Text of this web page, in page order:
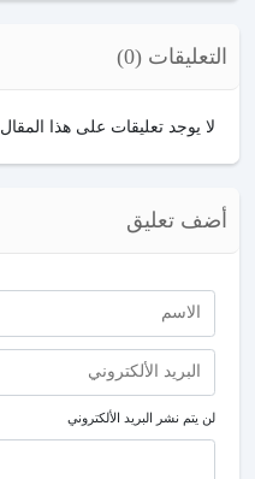
التعليقات (0)
لا يوجد تعليقات على هذا المقال
أضف تعليق
لن يتم نشر البريد الألكتروني